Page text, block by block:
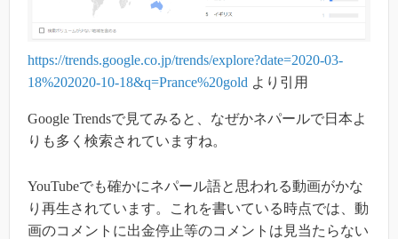
https://trends.google.co.jp/trends/explore?date=2020-03-
18%202020-10-18&q=Prance%20gold より引用
Google Trendsで見てみると、なぜかネパールで日本よ
りも多く検索されていますね。
YouTubeでも確かにネパール語と思われる動画がかな
り再生されています。これを書いている時点では、動
画のコメントに出金停止等のコメントは見当たらない